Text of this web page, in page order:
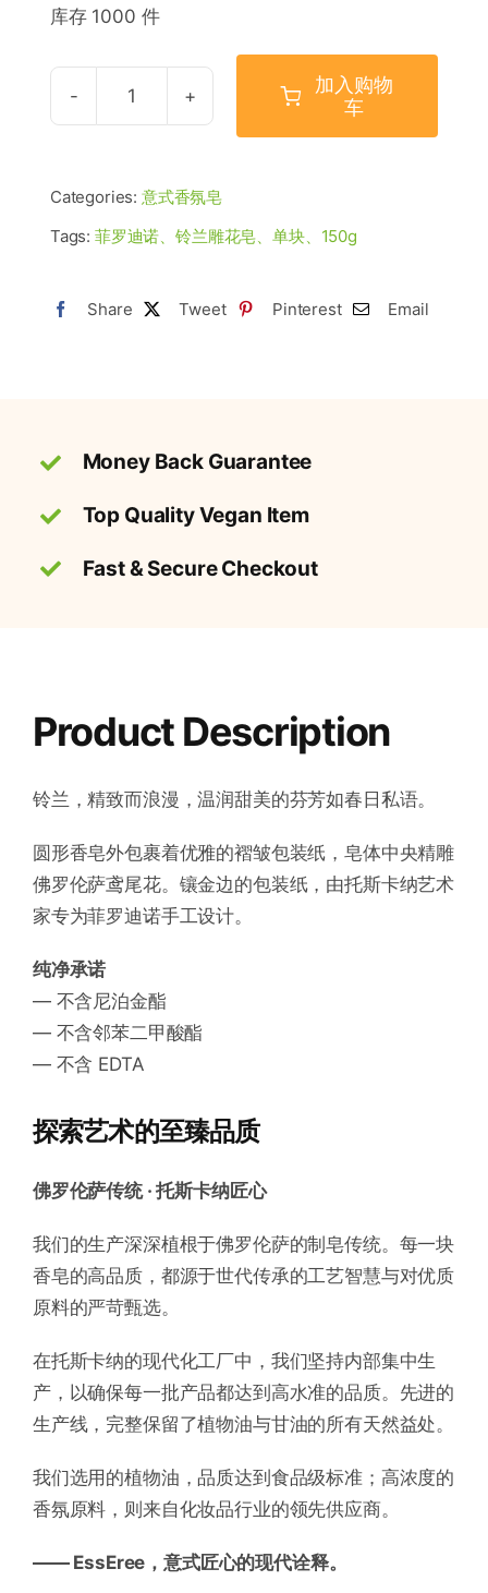
¥35.00。
格
为：
¥30.00。
库存 1000 件
意
进
口
罗
雕
皂
数
加入购物
车
Categories: 意式香氛皂
Tags: 菲罗迪诺、铃兰雕花皂、单块、150g
Share Tweet Pinterest Email
Money Back Guarantee
Top Quality Vegan Item
Fast & Secure Checkout
Product Description
铃兰，精致而浪漫，温润甜美的芬芳如春日私语。
圆形香皂外包裹着优雅的褶皱包装纸，皂体中央精雕
佛罗伦萨鸢尾花。镶金边的包装纸，由托斯卡纳艺术
家专为菲罗迪诺手工设计。
纯净承诺
— 不含尼泊金酯
— 不含邻苯二甲酸酯
— 不含 EDTA
探索艺术的至臻品质
佛罗伦萨传统 · 托斯卡纳匠心
我们的生产深深植根于佛罗伦萨的制皂传统。每一块
香皂的高品质，都源于世代传承的工艺智慧与对优质
原料的严苛甄选。
在托斯卡纳的现代化工厂中，我们坚持内部集中生
产，以确保每一批产品都达到高水准的品质。先进的
生产线，完整保留了植物油与甘油的所有天然益处。
我们选用的植物油，品质达到食品级标准；高浓度的
香氛原料，则来自化妆品行业的领先供应商。
—— EssEree，意式匠心的现代诠释。